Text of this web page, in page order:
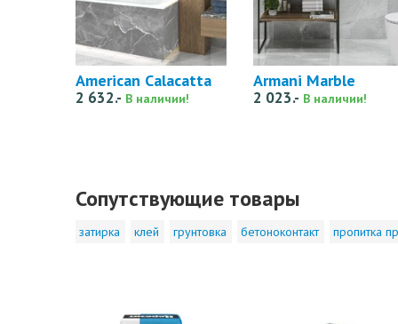
American Calacatta
2 632.- В наличии!
Armani Marble
2 023.- В наличии!
Сопутствующие товары
затирка клей грунтовка бетоноконтакт пропитка